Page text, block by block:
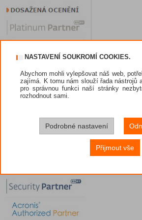
NASTAVENÍ SOUKROMÍ COOKIES.
Abychom mohli vylepšovat náš web,
zajímá. K tomu nám slouží řada nástrojů
pro správnou funkci naší stránky
rozhodnout sami.
Podrobné nastavení
Přijmout vše